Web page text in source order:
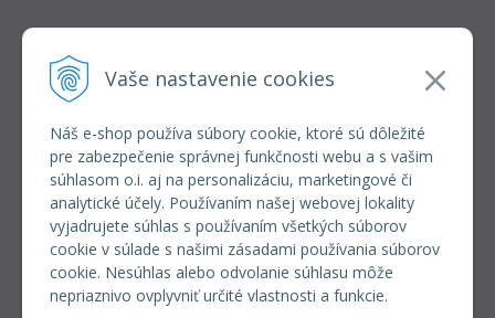
Vaše nastavenie cookies
Náš e-shop používa súbory cookie, ktoré sú dôležité
pre zabezpečenie správnej funkčnosti webu a s vašim
súhlasom o.i. aj na personalizáciu, marketingové či
analytické účely. Používaním našej webovej lokality
vyjadrujete súhlas s používaním všetkých súborov
cookie v súlade s našimi zásadami používania súborov
cookie. Nesúhlas alebo odvolanie súhlasu môže
nepriaznivo ovplyvniť určité vlastnosti a funkcie.
INFOLINKA
+421 37 6586 731
VŠETKO O NÁKUPE
REGISTRÁCIA VEĽKOOBCHOD
Formulár na odsúpenie od zmluvy
Doprava a platba
Všeobecné obchodné podmienky
Reklamačný poriadok